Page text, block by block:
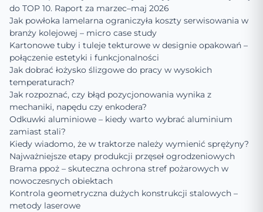
do TOP 10. Raport za marzec–maj 2026
Jak powłoka lamelarna ograniczyła koszty serwisowania w
branży kolejowej – micro case study
Kartonowe tuby i tuleje tekturowe w designie opakowań –
połączenie estetyki i funkcjonalności
Jak dobrać łożysko ślizgowe do pracy w wysokich
temperaturach?
Jak rozpoznać, czy błąd pozycjonowania wynika z
mechaniki, napędu czy enkodera?
Odkuwki aluminiowe – kiedy warto wybrać aluminium
zamiast stali?
Kiedy wiadomo, że w traktorze należy wymienić sprężyny?
Najważniejsze etapy produkcji przęseł ogrodzeniowych
Brama ppoż – skuteczna ochrona stref pożarowych w
nowoczesnych obiektach
Kontrola geometryczna dużych konstrukcji stalowych –
metody laserowe